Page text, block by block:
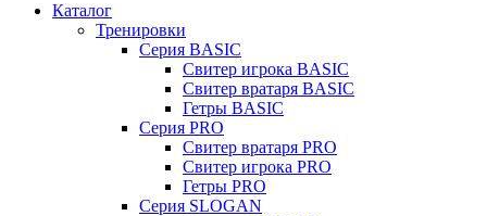
Каталог
Тренировки
Серия BASIC
Свитер игрока BASIC
Свитер вратаря BASIC
Гетры BASIC
Серия PRO
Свитер вратаря PRO
Свитер игрока PRO
Гетры PRO
Серия SLOGAN